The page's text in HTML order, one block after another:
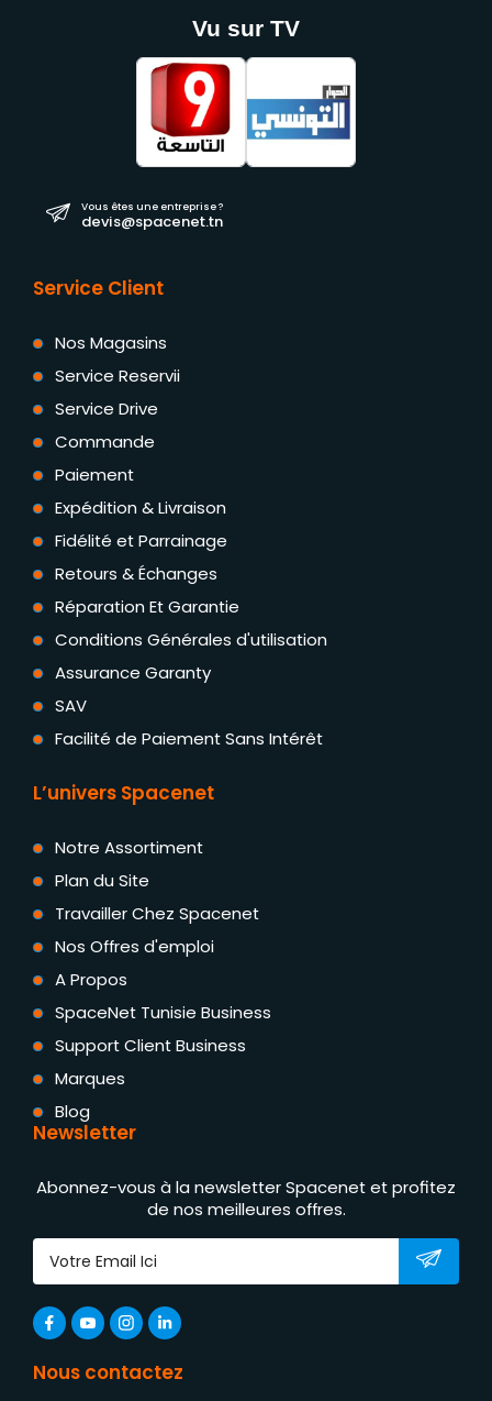
Vu sur TV
Vous êtes une entreprise ?
devis@spacenet.tn
Service Client
Nos Magasins
Service Reservii
Service Drive
Commande
Paiement
Expédition & Livraison
Fidélité et Parrainage
Retours & Échanges
Réparation Et Garantie
Conditions Générales d'utilisation
Assurance Garanty
SAV
Facilité de Paiement Sans Intérêt
L’univers Spacenet
Notre Assortiment
Plan du Site
Travailler Chez Spacenet
Nos Offres d'emploi
A Propos
SpaceNet Tunisie Business
Support Client Business
Marques
Blog
Newsletter
Abonnez-vous à la newsletter Spacenet et profitez
de nos meilleures offres.
Nous contactez